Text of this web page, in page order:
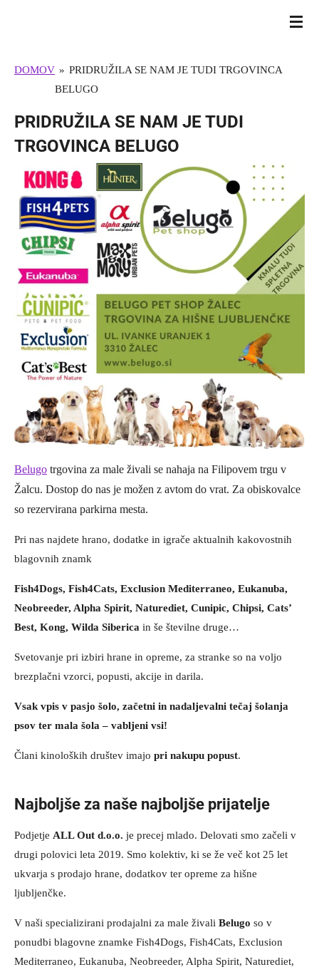
content
DOMOV » PRIDRUŽILA SE NAM JE TUDI TRGOVINCA
BELUGO
PRIDRUŽILA SE NAM JE TUDI
TRGOVINCA BELUGO
Belugo trgovina za male živali se nahaja na Filipovem trgu v
Žalcu. Dostop do nas je možen z avtom do vrat. Za obiskovalce
so rezervirana parkirna mesta.
Pri nas najdete hrano, dodatke in igrače aktualnih kakovostnih
blagovnih znamk
Fish4Dogs, Fish4Cats, Exclusion Mediterraneo, Eukanuba,
Neobreeder, Alpha Spirit, Naturediet, Cunipic, Chipsi, Cats’
Best, Kong, Wilda Siberica in še številne druge…
Svetovanje pri izbiri hrane in opreme, za stranke so na voljo
brezplačni vzorci, popusti, akcije in darila.
Vsak vpis v pasjo šolo, začetni in nadaljevalni tečaj šolanja
psov ter mala šola – vabljeni vsi!
Člani kinoloških društev imajo pri nakupu popust.
Najboljše za naše najboljše prijatelje
Podjetje ALL Out d.o.o. je precej mlado. Delovati smo začeli v
drugi polovici leta 2019. Smo kolektiv, ki se že več kot 25 let
ukvarja s prodajo hrane, dodatkov ter opreme za hišne
ljubljenčke.
V naši specializirani prodajalni za male živali Belugo so v
ponudbi blagovne znamke Fish4Dogs, Fish4Cats, Exclusion
Mediterraneo, Eukanuba, Neobreeder, Alpha Spirit, Naturediet,